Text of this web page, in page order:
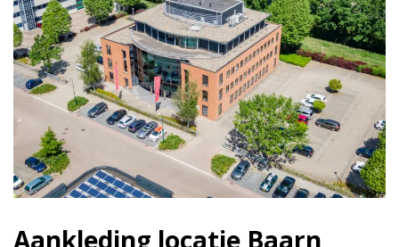
Aankleding locatie Baarn